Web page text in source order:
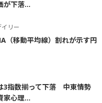
が下落...
リー
（移動平均線）割れが示す円
3指数揃って下落 中東情勢
家心理...